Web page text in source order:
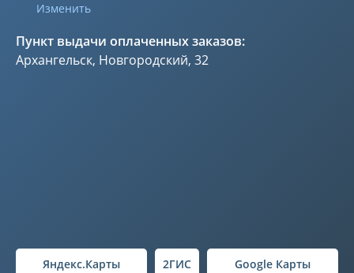
Изменить
Пункт выдачи оплаченных заказов:
Архангельск, Новгородский, 32
Яндекс.Карты 2ГИС Google Карты